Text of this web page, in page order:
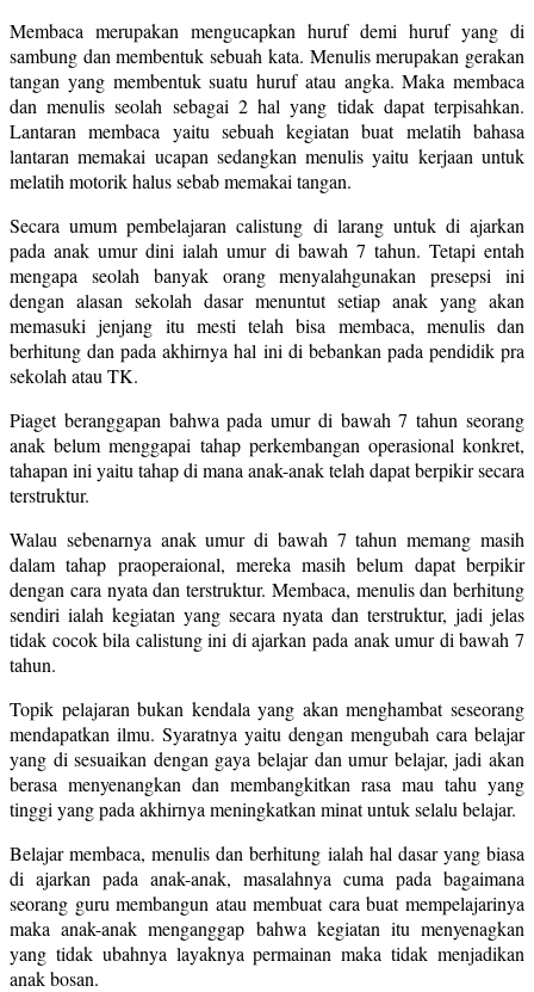
Membaca merupakan mengucapkan huruf demi huruf yang di
sambung dan membentuk sebuah kata. Menulis merupakan gerakan
tangan yang membentuk suatu huruf atau angka. Maka membaca
dan menulis seolah sebagai 2 hal yang tidak dapat terpisahkan.
Lantaran membaca yaitu sebuah kegiatan buat melatih bahasa
lantaran memakai ucapan sedangkan menulis yaitu kerjaan untuk
melatih motorik halus sebab memakai tangan.
Secara umum pembelajaran calistung di larang untuk di ajarkan
pada anak umur dini ialah umur di bawah 7 tahun. Tetapi entah
mengapa seolah banyak orang menyalahgunakan presepsi ini
dengan alasan sekolah dasar menuntut setiap anak yang akan
memasuki jenjang itu mesti telah bisa membaca, menulis dan
berhitung dan pada akhirnya hal ini di bebankan pada pendidik pra
sekolah atau TK.
Piaget beranggapan bahwa pada umur di bawah 7 tahun seorang
anak belum menggapai tahap perkembangan operasional konkret,
tahapan ini yaitu tahap di mana anak-anak telah dapat berpikir secara
terstruktur.
Walau sebenarnya anak umur di bawah 7 tahun memang masih
dalam tahap praoperaional, mereka masih belum dapat berpikir
dengan cara nyata dan terstruktur. Membaca, menulis dan berhitung
sendiri ialah kegiatan yang secara nyata dan terstruktur, jadi jelas
tidak cocok bila calistung ini di ajarkan pada anak umur di bawah 7
tahun.
Topik pelajaran bukan kendala yang akan menghambat seseorang
mendapatkan ilmu. Syaratnya yaitu dengan mengubah cara belajar
yang di sesuaikan dengan gaya belajar dan umur belajar, jadi akan
berasa menyenangkan dan membangkitkan rasa mau tahu yang
tinggi yang pada akhirnya meningkatkan minat untuk selalu belajar.
Belajar membaca, menulis dan berhitung ialah hal dasar yang biasa
di ajarkan pada anak-anak, masalahnya cuma pada bagaimana
seorang guru membangun atau membuat cara buat mempelajarinya
maka anak-anak menganggap bahwa kegiatan itu menyenagkan
yang tidak ubahnya layaknya permainan maka tidak menjadikan
anak bosan.